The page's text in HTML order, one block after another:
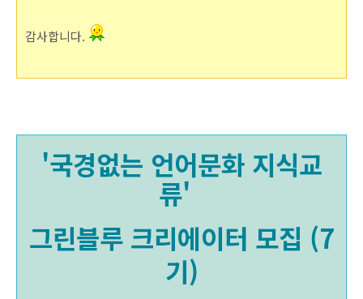
감사합니다.
'국경없는 언어문화 지식교
류'
그린블루 크리에이터 모집 (7
기)